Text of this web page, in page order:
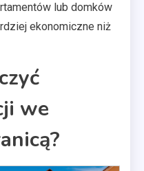
lub domków
ekonomiczne niż
we